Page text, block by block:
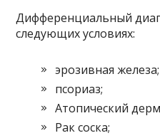
Дифференциальный
следующих условиях:
эрозивная железа;
псориаз;
Атопический
Рак соска;